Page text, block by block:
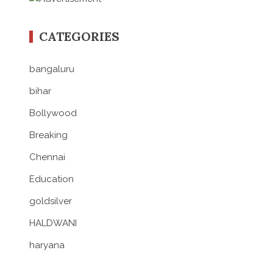
CATEGORIES
bangaluru
bihar
Bollywood
Breaking
Chennai
Education
goldsilver
HALDWANI
haryana